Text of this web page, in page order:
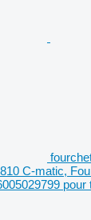
C-matic,